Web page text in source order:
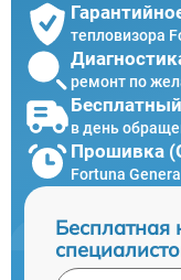
тепловизора
ремонт по
в день
Прошивка
Fortuna
Бесплатная